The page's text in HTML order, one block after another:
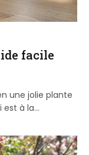
facile
une jolie plante
est à la…